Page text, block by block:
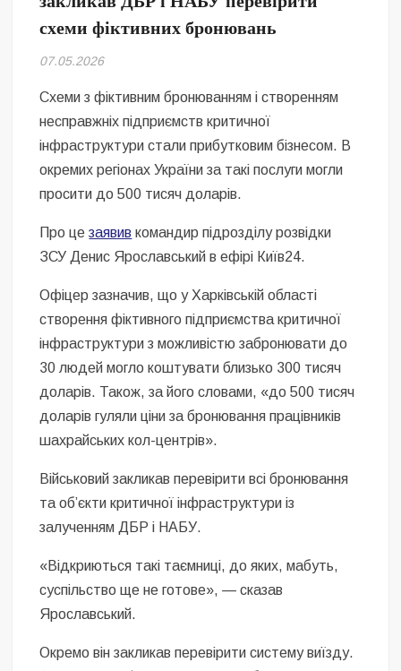
Безугла закликає валити Сирського
Світові бренди одягу та взуття: розвиток ринку та вплив на
сучасну моду
Командувач ВМС Неїжпапа закликав не дестабілізувати ситуацію
навколо керівництва армії
схеми фіктивних бронювань
07.05.2026
Схеми з фіктивним бронюванням і створенням
несправжніх підприємств критичної
інфраструктури стали прибутковим бізнесом. В
окремих регіонах України за такі послуги могли
просити до 500 тисяч доларів.
Про цезаявив командир підрозділу розвідки
ЗСУ Денис Ярославський в ефірі Київ24.
Офіцер зазначив, що у Харківській області
створення фіктивного підприємства критичної
інфраструктури з можливістю забронювати до
30 людей могло коштувати близько 300 тисяч
доларів. Також, за його словами, «до 500 тисяч
доларів гуляли ціни за бронювання працівників
шахрайських кол-центрів».
Військовий закликав перевірити всі бронювання
та об’єкти критичної інфраструктури із
залученням ДБР і НАБУ.
«Відкриються такі таємниці, до яких, мабуть,
суспільство ще не готове», — сказав
Ярославський.
Окремо він закликав перевірити систему виїзду.